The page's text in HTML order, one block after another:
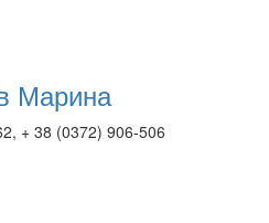
Марина
+ 38 (0372) 906-506